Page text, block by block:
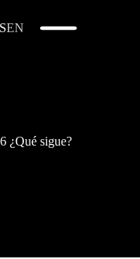
EN
¿Qué sigue?